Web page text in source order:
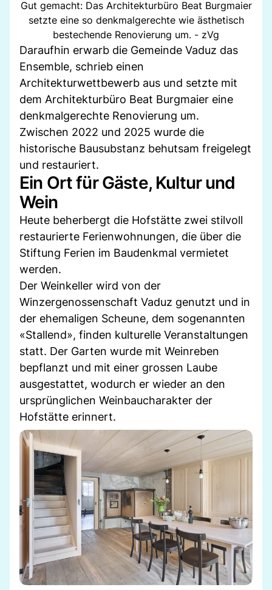
Gut gemacht: Das Architekturbüro Beat Burgmaier
setzte eine so denkmalgerechte wie ästhetisch
bestechende Renovierung um. - zVg
Daraufhin erwarb die Gemeinde Vaduz das
Ensemble, schrieb einen
Architekturwettbewerb aus und setzte mit
dem Architekturbüro Beat Burgmaier eine
denkmalgerechte Renovierung um.
Zwischen 2022 und 2025 wurde die
historische Bausubstanz behutsam freigelegt
und restauriert.
Ein Ort für Gäste, Kultur und
Wein
Heute beherbergt die Hofstätte zwei stilvoll
restaurierte Ferienwohnungen, die über die
Stiftung Ferien im Baudenkmal vermietet
werden.
Der Weinkeller wird von der
Winzergenossenschaft Vaduz genutzt und in
der ehemaligen Scheune, dem sogenannten
«Stallend», finden kulturelle Veranstaltungen
statt. Der Garten wurde mit Weinreben
bepflanzt und mit einer grossen Laube
ausgestattet, wodurch er wieder an den
ursprünglichen Weinbaucharakter der
Hofstätte erinnert.